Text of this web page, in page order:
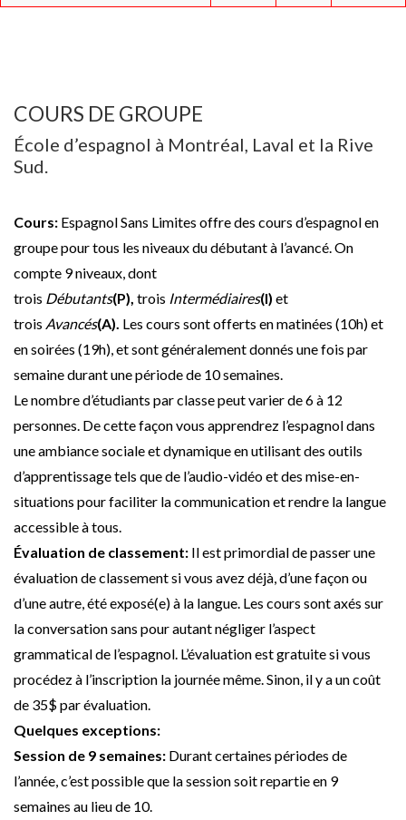
COURS DE GROUPE
École d’espagnol à Montréal, Laval et la Rive
Sud.
Cours: Espagnol Sans Limites offre des cours d’espagnol en
groupe pour tous les niveaux du débutant à l’avancé. On
compte 9 niveaux, dont
trois Débutants(P), trois Intermédiaires(I) et
trois Avancés(A). Les cours sont offerts en matinées (10h) et
en soirées (19h), et sont généralement donnés une fois par
semaine durant une période de 10 semaines.
Le nombre d’étudiants par classe peut varier de 6 à 12
personnes. De cette façon vous apprendrez l’espagnol dans
une ambiance sociale et dynamique en utilisant des outils
d’apprentissage tels que de l’audio-vidéo et des mise-en-
situations pour faciliter la communication et rendre la langue
accessible à tous.
Évaluation de classement: Il est primordial de passer une
évaluation de classement si vous avez déjà, d’une façon ou
d’une autre, été exposé(e) à la langue. Les cours sont axés sur
la conversation sans pour autant négliger l’aspect
grammatical de l’espagnol. L’évaluation est gratuite si vous
procédez à l’inscription la journée même. Sinon, il y a un coût
de 35$ par évaluation.
Quelques exceptions:
Session de 9 semaines: Durant certaines périodes de
l’année, c’est possible que la session soit repartie en 9
semaines au lieu de 10.